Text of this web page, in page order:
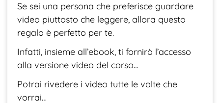
Se sei una persona che preferisce guardare
video piuttosto che leggere, allora questo
regalo è perfetto per te.
Infatti, insieme all’ebook, ti fornirò l’accesso
alla versione video del corso…
Potrai rivedere i video tutte le volte che
vorrai…